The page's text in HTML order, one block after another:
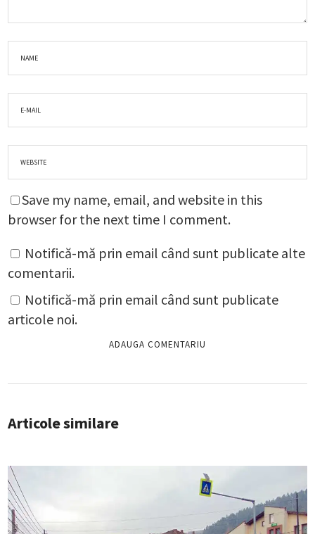
Save my name, email, and website in this
browser for the next time I comment.
Notifică-mă prin email când sunt publicate alte
comentarii.
Notifică-mă prin email când sunt publicate
articole noi.
Articole similare